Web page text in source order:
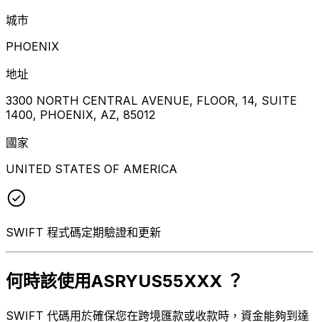
城市
PHOENIX
地址
3300 NORTH CENTRAL AVENUE, FLOOR, 14, SUITE
1400, PHOENIX, AZ, 85012
國家
UNITED STATES OF AMERICA
SWIFT 程式碼定期驗證和更新
何時該使用ASRYUS55XXX ？
SWIFT 代碼用於確保您在跨境匯款或收款時，資金能夠到達